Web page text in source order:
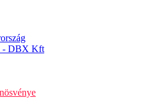
- DBX Kft